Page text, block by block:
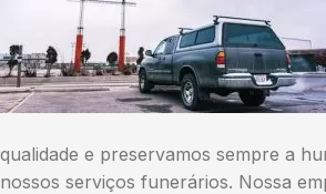
qualidade e preservamos sempre a
nossos serviços funerários. Nossa